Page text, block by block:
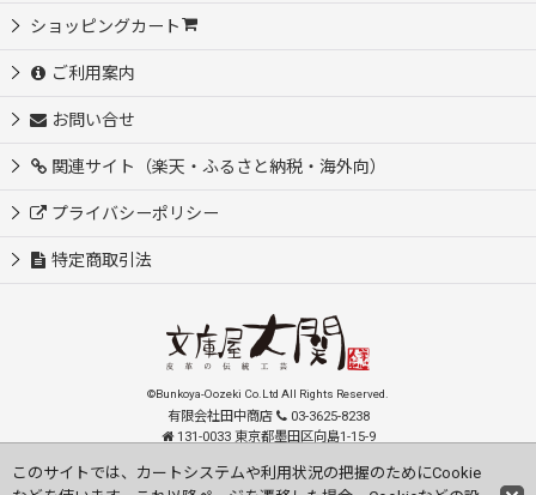
ショッピングカート
ご利用案内
お問い合せ
関連サイト（楽天・ふるさと納税・海外向）
プライバシーポリシー
特定商取引法
©Bunkoya-Oozeki Co.Ltd All Rights Reserved.
有限会社田中商店
03-3625-8238
131-0033 東京都墨田区向島1-15-9
このサイトでは、カートシステムや利用状況の把握のためにCookie